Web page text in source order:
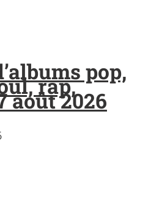
pop,
rap,
août 2026